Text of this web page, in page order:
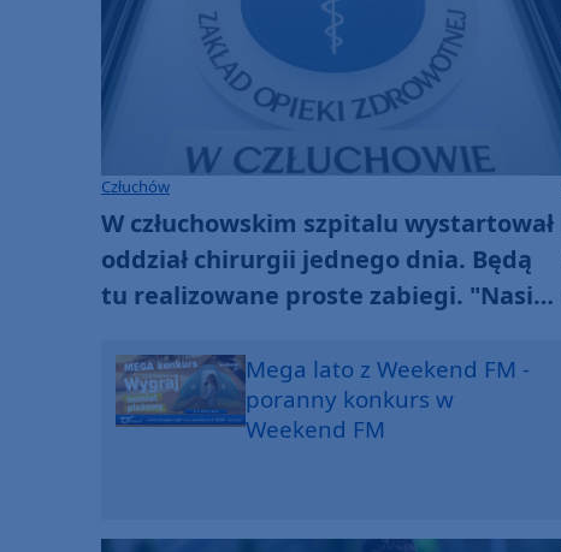
Człuchów
W człuchowskim szpitalu wystartował
oddział chirurgii jednego dnia. Będą
tu realizowane proste zabiegi. "Nasi
zaopiekowani"Mega lato z Weekend FM -
poranny konkurs w
Weekend FM